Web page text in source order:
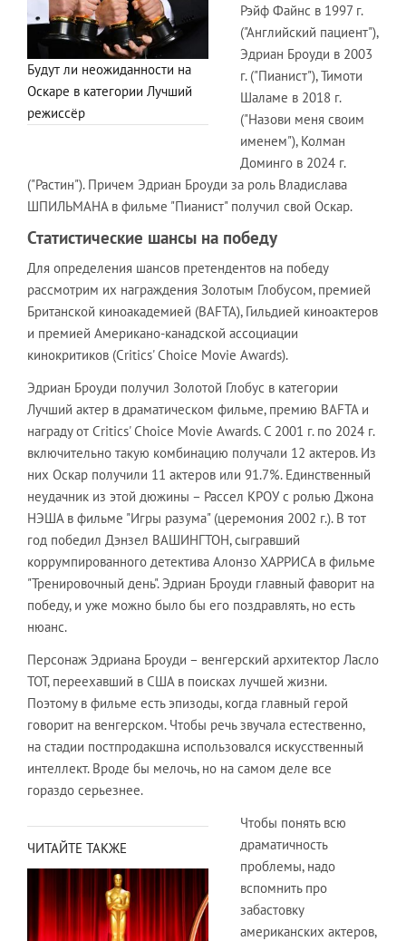
Будут ли неожиданности на
Оскаре в категории Лучший
режиссёр
Рэйф Файнс в 1997 г.
("Английский пациент"),
Эдриан Броуди в 2003
г. ("Пианист"), Тимоти
Шаламе в 2018 г.
("Назови меня своим
именем"), Колман
Доминго в 2024 г.
("Растин"). Причем Эдриан Броуди за роль Владислава
ШПИЛЬМАНА в фильме "Пианист" получил свой Оскар.
Статистические шансы на победу
Для определения шансов претендентов на победу
рассмотрим их награждения Золотым Глобусом, премией
Британской киноакадемией (BAFTA), Гильдией киноактеров
и премией Американо-канадской ассоциации
кинокритиков (Critics' Choice Movie Awards).
Эдриан Броуди получил Золотой Глобус в категории
Лучший актер в драматическом фильме, премию BAFTA и
награду от Critics' Choice Movie Awards. С 2001 г. по 2024 г.
включительно такую комбинацию получали 12 актеров. Из
них Оскар получили 11 актеров или 91.7%. Единственный
неудачник из этой дюжины – Рассел КРОУ с ролью Джона
НЭША в фильме "Игры разума" (церемония 2002 г.). В тот
год победил Дэнзел ВАШИНГТОН, сыгравший
коррумпированного детектива Алонзо ХАРРИСА в фильме
"Тренировочный день". Эдриан Броуди главный фаворит на
победу, и уже можно было бы его поздравлять, но есть
нюанс.
Персонаж Эдриана Броуди – венгерский архитектор Ласло
ТОТ, переехавший в США в поисках лучшей жизни.
Поэтому в фильме есть эпизоды, когда главный герой
говорит на венгерском. Чтобы речь звучала естественно,
на стадии постпродакшна использовался искусственный
интеллект. Вроде бы мелочь, но на самом деле все
гораздо серьезнее.
ЧИТАЙТЕ ТАКЖЕ
Чтобы понять всю
драматичность
проблемы, надо
вспомнить про
забастовку
американских актеров,